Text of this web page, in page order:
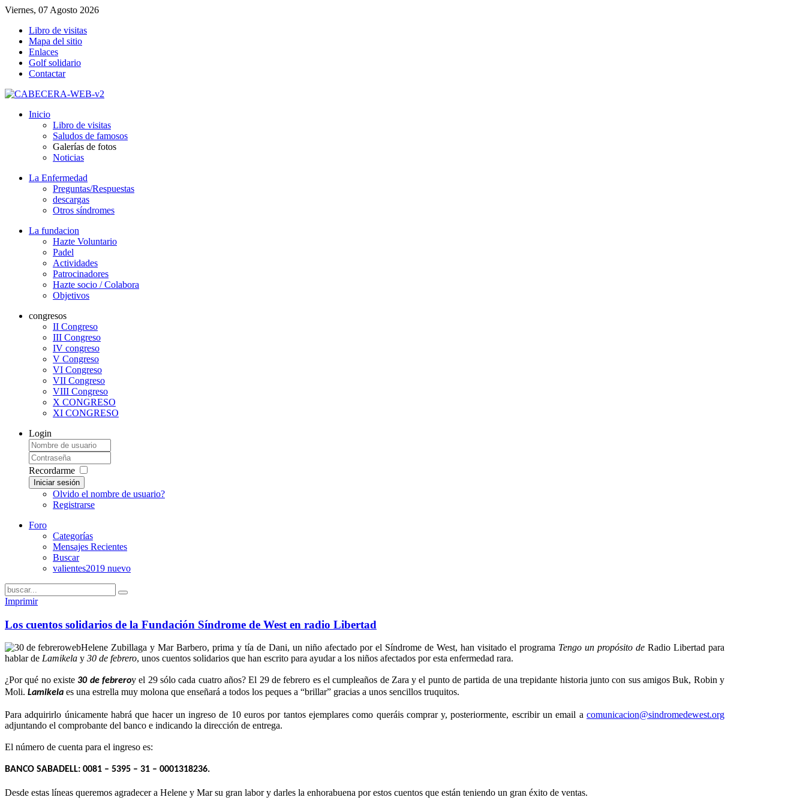
Viernes, 07 Agosto 2026
Libro de visitas
Mapa del sitio
Enlaces
Golf solidario
Contactar
Inicio
Libro de visitas
Saludos de famosos
Galerías de fotos
Noticias
La Enfermedad
Preguntas/Respuestas
descargas
Otros síndromes
La fundacion
Hazte Voluntario
Padel
Actividades
Patrocinadores
Hazte socio / Colabora
Objetivos
congresos
II Congreso
III Congreso
IV congreso
V Congreso
VI Congreso
VII Congreso
VIII Congreso
X CONGRESO
XI CONGRESO
Login
Recordarme
Iniciar sesión
Olvido el nombre de usuario?
Registrarse
Foro
Categorías
Mensajes Recientes
Buscar
valientes2019 nuevo
Imprimir
Los cuentos solidarios de la Fundación Síndrome de West en radio Libertad
Helene Zubillaga y Mar Barbero, prima y tía de Dani, un niño afectado por el Síndrome de West, han visitado el programa Tengo un propósito de Radio Libertad para
hablar de Lamikela y 30 de febrero, unos cuentos solidarios que han escrito para ayudar a los niños afectados por esta enfermedad rara.
¿Por qué no existe30 de febreroy el 29 sólo cada cuatro años? El 29 de febrero es el cumpleaños de Zara y el punto de partida de una trepidante historia junto con sus amigos Buk, Robin y
Moli. Lamikela es una estrella muy molona que enseñará a todos los peques a “brillar” gracias a unos sencillos truquitos.
Para adquirirlo únicamente habrá que hacer un ingreso de 10 euros por tantos ejemplares como queráis comprar y, posteriormente, escribir un email a comunicacion@sindromedewest.org
adjuntando el comprobante del banco e indicando la dirección de entrega.
El número de cuenta para el ingreso es:
BANCO SABADELL: 0081 – 5395 – 31 – 0001318236.
Desde estas líneas queremos agradecer a Helene y Mar su gran labor y darles la enhorabuena por estos cuentos que están teniendo un gran éxito de ventas.